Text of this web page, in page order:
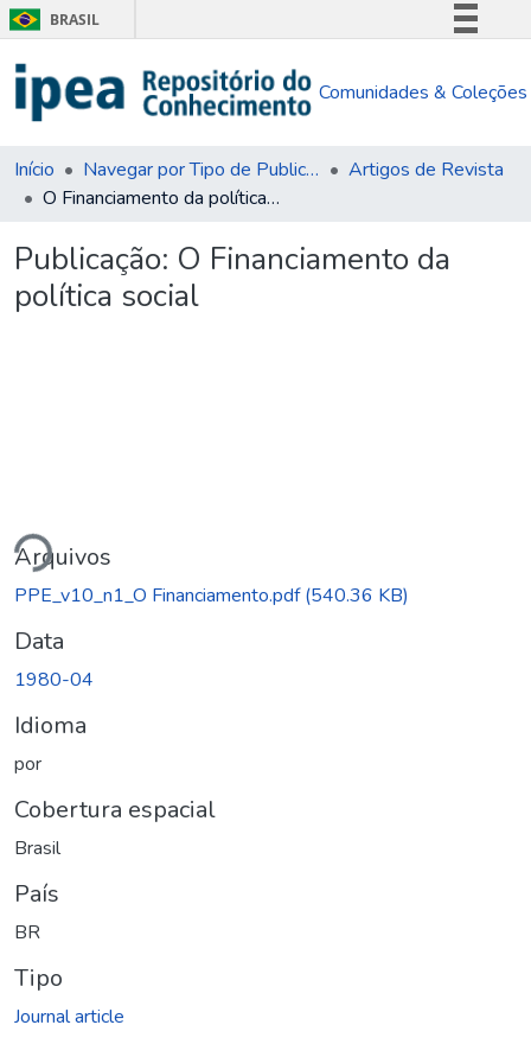
BRASIL
Comunica BR
Acesso à informação
Comunidades & Coleções
Início Navegar por Tipo de Publicação
Artigos de Revista
O Financiamento da política social
Publicação: O Financiamento da
política social
Arquivos
PPE_v10_n1_O Financiamento.pdf(540.36 KB)
Data
1980-04
Idioma
por
Cobertura espacial
Brasil
País
BR
Tipo
Journal article